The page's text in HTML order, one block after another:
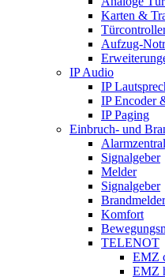
Karten &
Aufzug-
IP Audio
IP
IP Encoder
IP Paging
Einbruch- und
Signalgeber
Melder
Signalgeber
Brandmelder
Komfort
TELENOT
EMZ
EMZ